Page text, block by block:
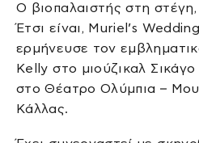
Ο βιοπαλαιστής στη
Έτσι είναι, Muriel’s
ερμήνευσε τον
Kelly στο μιούζικαλ
στο Θέατρο Ολύμπια –
Κάλλας.